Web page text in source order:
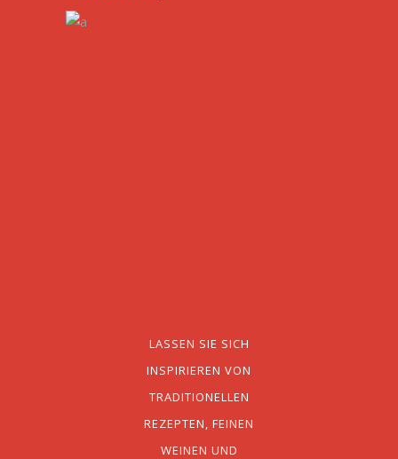
LASSEN SIE SICH
INSPIRIEREN VON
TRADITIONELLEN
REZEPTEN, FEINEN
WEINEN UND